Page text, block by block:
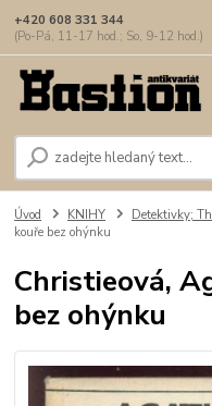
+420 608 331 344
(Po-Pá, 11-17 hod.; So, 9-12 hod.)
Úvod KNIHY Detektivky;
kouře bez ohýnku
Christieová,
bez ohýnku